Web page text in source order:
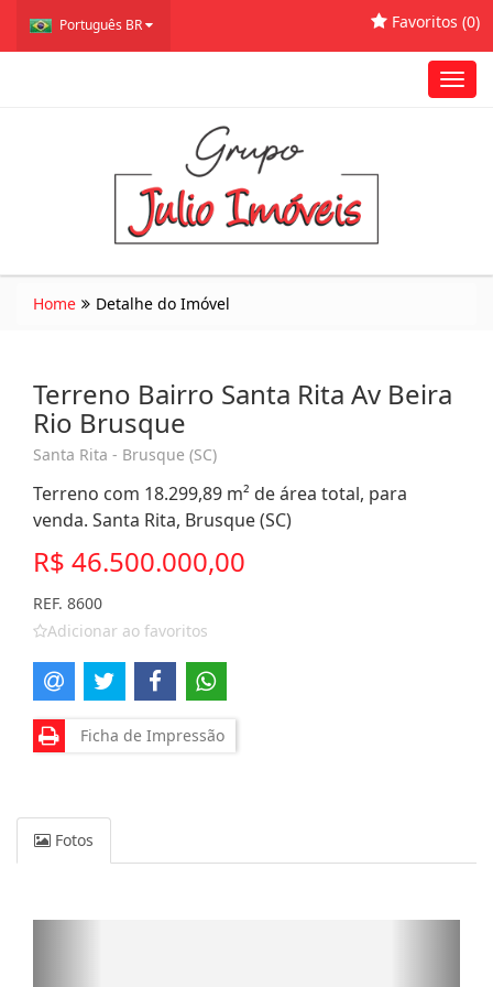
Português BR Favoritos (0)
Home Detalhe do Imóvel
Terreno Bairro Santa Rita Av Beira
Rio Brusque
Santa Rita - Brusque (SC)
Terreno com 18.299,89 m² de área total, para
venda. Santa Rita, Brusque (SC)
R$ 46.500.000,00
REF. 8600
Adicionar ao favoritos
Ficha de Impressão
Fotos